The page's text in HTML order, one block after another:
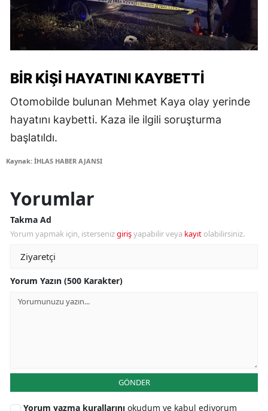
BIR KIŞI HAYATINI KAYBETTI
Otomobilde bulunan Mehmet Kaya olay yerinde
hayatını kaybetti. Kaza ile ilgili soruşturma
başlatıldı.
Kaynak: İHLAS HABER AJANSI
Yorumlar
Takma Ad
Yorum yapmak için, istersenizgirişyapabilir veya kayıt olabilirsiniz.
Yorum Yazın (500 Karakter)
GÖNDER
Yorum yazma kurallarını okudum ve kabul ediyorum